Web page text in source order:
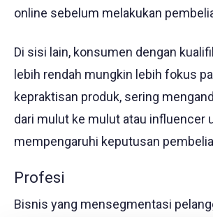
online sebelum melakukan
Di sisi lain, konsumen dengan
lebih rendah mungkin lebih fokus
kepraktisan produk, sering
dari mulut ke mulut atau influencer
mempengaruhi keputusan
Profesi
Bisnis yang mensegmentasi